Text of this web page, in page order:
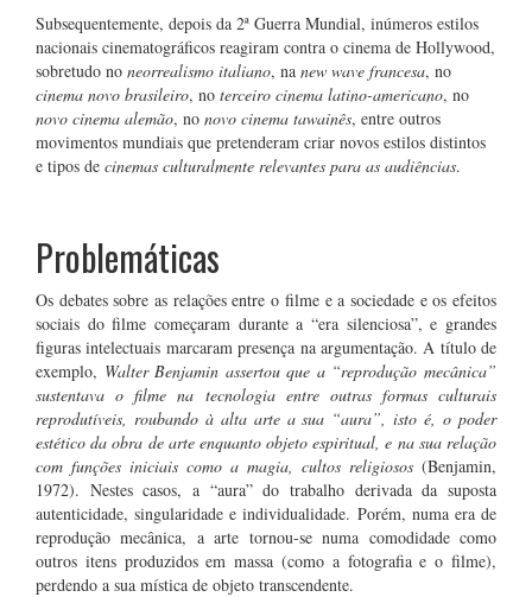
Subsequentemente, depois da 2ª Guerra Mundial, inúmeros estilos
nacionais cinematográficos reagiram contra o cinema de Hollywood,
sobretudo no neorrealismo italiano, na new wave francesa, no
cinema novo brasileiro, no terceiro cinema latino-americano, no
novo cinema alemão, no novo cinema tawainês, entre outros
movimentos mundiais que pretenderam criar novos estilos distintos
e tipos de cinemas culturalmente relevantes para as audiências.
Problemáticas
Os debates sobre as relações entre o filme e a sociedade e os efeitos
sociais do filme começaram durante a “era silenciosa”, e grandes
figuras intelectuais marcaram presença na argumentação. A título de
exemplo, Walter Benjamin assertou que a “reprodução mecânica”
sustentava o filme na tecnologia entre outras formas culturais
reprodutíveis, roubando à alta arte a sua “aura”, isto é, o poder
estético da obra de arte enquanto objeto espiritual, e na sua relação
com funções iniciais como a magia, cultos religiosos (Benjamin,
1972). Nestes casos, a “aura” do trabalho derivada da suposta
autenticidade, singularidade e individualidade. Porém, numa era de
reprodução mecânica, a arte tornou-se numa comodidade como
outros itens produzidos em massa (como a fotografia e o filme),
perdendo a sua mística de objeto transcendente.